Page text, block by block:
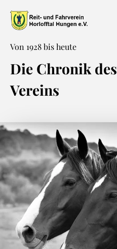
Von 1928 bis heute
Die Chronik des
Vereins